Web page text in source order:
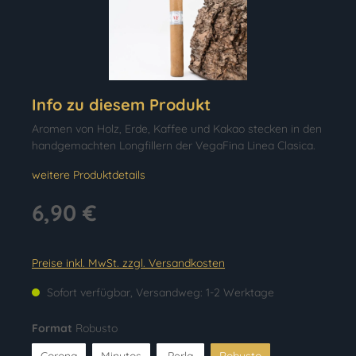
Info zu diesem Produkt
Aromen von Holz, Erde, Kaffee und Kakao stecken in den
handgemachten Longfillern der VegaFina Linea Clasica.
weitere Produktdetails
6,90 €
Preise inkl. MwSt. zzgl. Versandkosten
Sofort verfügbar, Versandweg: 1-2 Werktage
Format Robusto